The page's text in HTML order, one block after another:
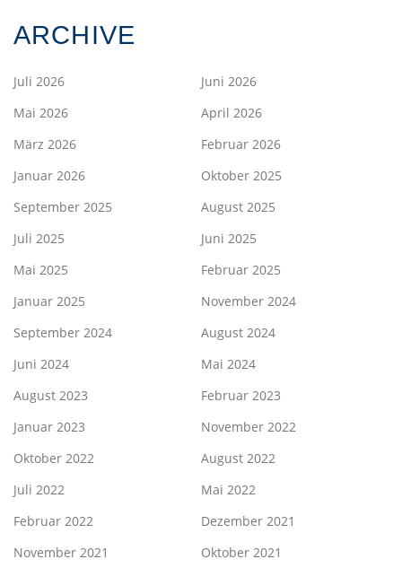
ARCHIVE
Juli 2026
Juni 2026
Mai 2026
April 2026
März 2026
Februar 2026
Januar 2026
Oktober 2025
September 2025
August 2025
Juli 2025
Juni 2025
Mai 2025
Februar 2025
Januar 2025
November 2024
September 2024
August 2024
Juni 2024
Mai 2024
August 2023
Februar 2023
Januar 2023
November 2022
Oktober 2022
August 2022
Juli 2022
Mai 2022
Februar 2022
Dezember 2021
November 2021
Oktober 2021